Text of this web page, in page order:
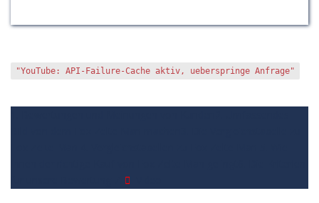
"YouTube: API-Failure-Cache aktiv, ueberspringe Anfrage"